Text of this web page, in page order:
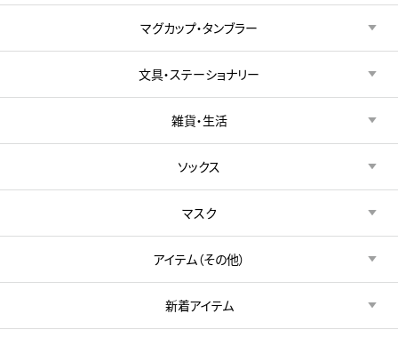
マグカップ・タンブラー
文具・ステーショナリー
雑貨・生活
ソックス
マスク
アイテム（その他）
新着アイテム